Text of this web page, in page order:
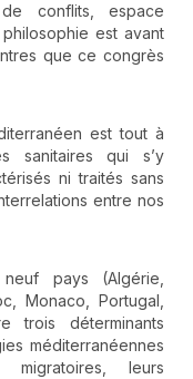
conflits, espace
est avant
que ce congrès
est tout à
sanitaires qui s’y
ni traités sans
entre nos
pays (Algérie,
Monaco, Portugal,
trois déterminants
méditerranéennes
leurs